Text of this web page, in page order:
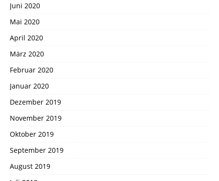
Juni 2020
Mai 2020
April 2020
März 2020
Februar 2020
Januar 2020
Dezember 2019
November 2019
Oktober 2019
September 2019
August 2019